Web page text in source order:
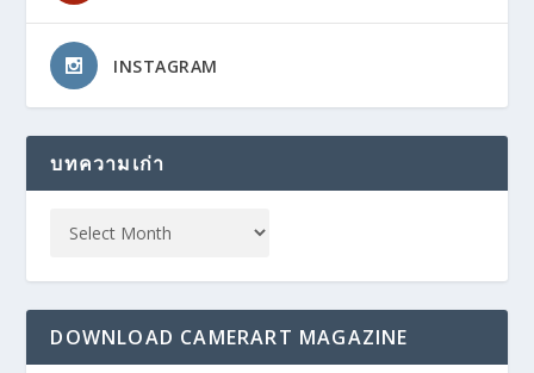
INSTAGRAM
บทความเก่า
DOWNLOAD CAMERART MAGAZINE